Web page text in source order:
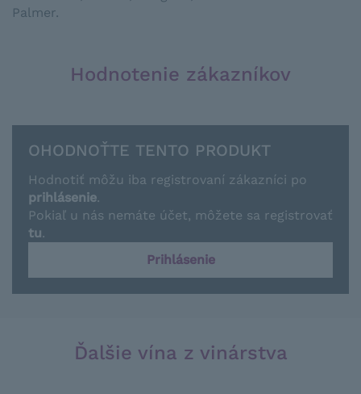
Palmer.
Hodnotenie zákazníkov
OHODNOŤTE TENTO PRODUKT
Hodnotiť môžu iba registrovaní zákazníci po
prihlásenie.
Pokiaľ u nás nemáte účet, môžete sa registrovať
tu.
Prihlásenie
Ďalšie vína z vinárstva